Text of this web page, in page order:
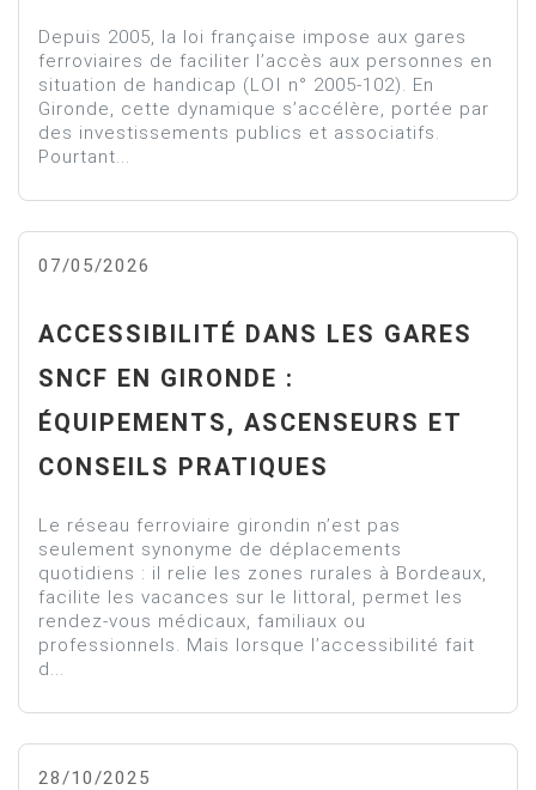
Depuis 2005, la loi française impose aux gares
ferroviaires de faciliter l’accès aux personnes en
situation de handicap (LOI n° 2005-102). En
Gironde, cette dynamique s’accélère, portée par
des investissements publics et associatifs.
Pourtant...
07/05/2026
ACCESSIBILITÉ DANS LES GARES
SNCF EN GIRONDE :
ÉQUIPEMENTS, ASCENSEURS ET
CONSEILS PRATIQUES
Le réseau ferroviaire girondin n’est pas
seulement synonyme de déplacements
quotidiens : il relie les zones rurales à Bordeaux,
facilite les vacances sur le littoral, permet les
rendez-vous médicaux, familiaux ou
professionnels. Mais lorsque l’accessibilité fait
d...
28/10/2025